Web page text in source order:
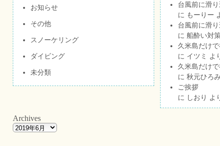
お知らせ
その他
スノーケリング
ダイビング
未分類
台風前に滑
に もーりー
台風前に滑
に 船酔い対
久米島だけ
に イツミ よ
久米島だけ
に 秋元ひろ
ご挨拶
に しおり よ
Archives